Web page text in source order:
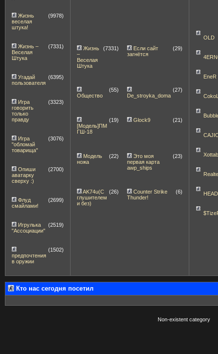
Жизнь
веселая
штука!
(9978)
Жизнь –
Веселая
Штука
(7331)
Угадай
пользователя
(6395)
Игра
говорить
только
правду
(3323)
Игра
"обломай
товарища"
(3076)
Опиши
аватарку
сверху :)
(2700)
Флуд
смайлами!
(2699)
Игрулька
"Ассоциации"
(2519)
предпочтения
в оружии
(1502)
Жизнь
–
Веселая
Штука
(7331)
Если сайт
загнётся
(29)
Общество
(55)
De_stroyka_doma
(27)
[Модель]ПМ
ГШ-18
(19) Glock9 (21)
Модель
ножа
(22)
Это моя
первая карта
awp_ships
(23)
AK74u(С
глушителем
и без)
(26)
Counter Strike
Thunder!
(6)
OLD
EneR
Кто нас сегодня посетил
Non-existent category